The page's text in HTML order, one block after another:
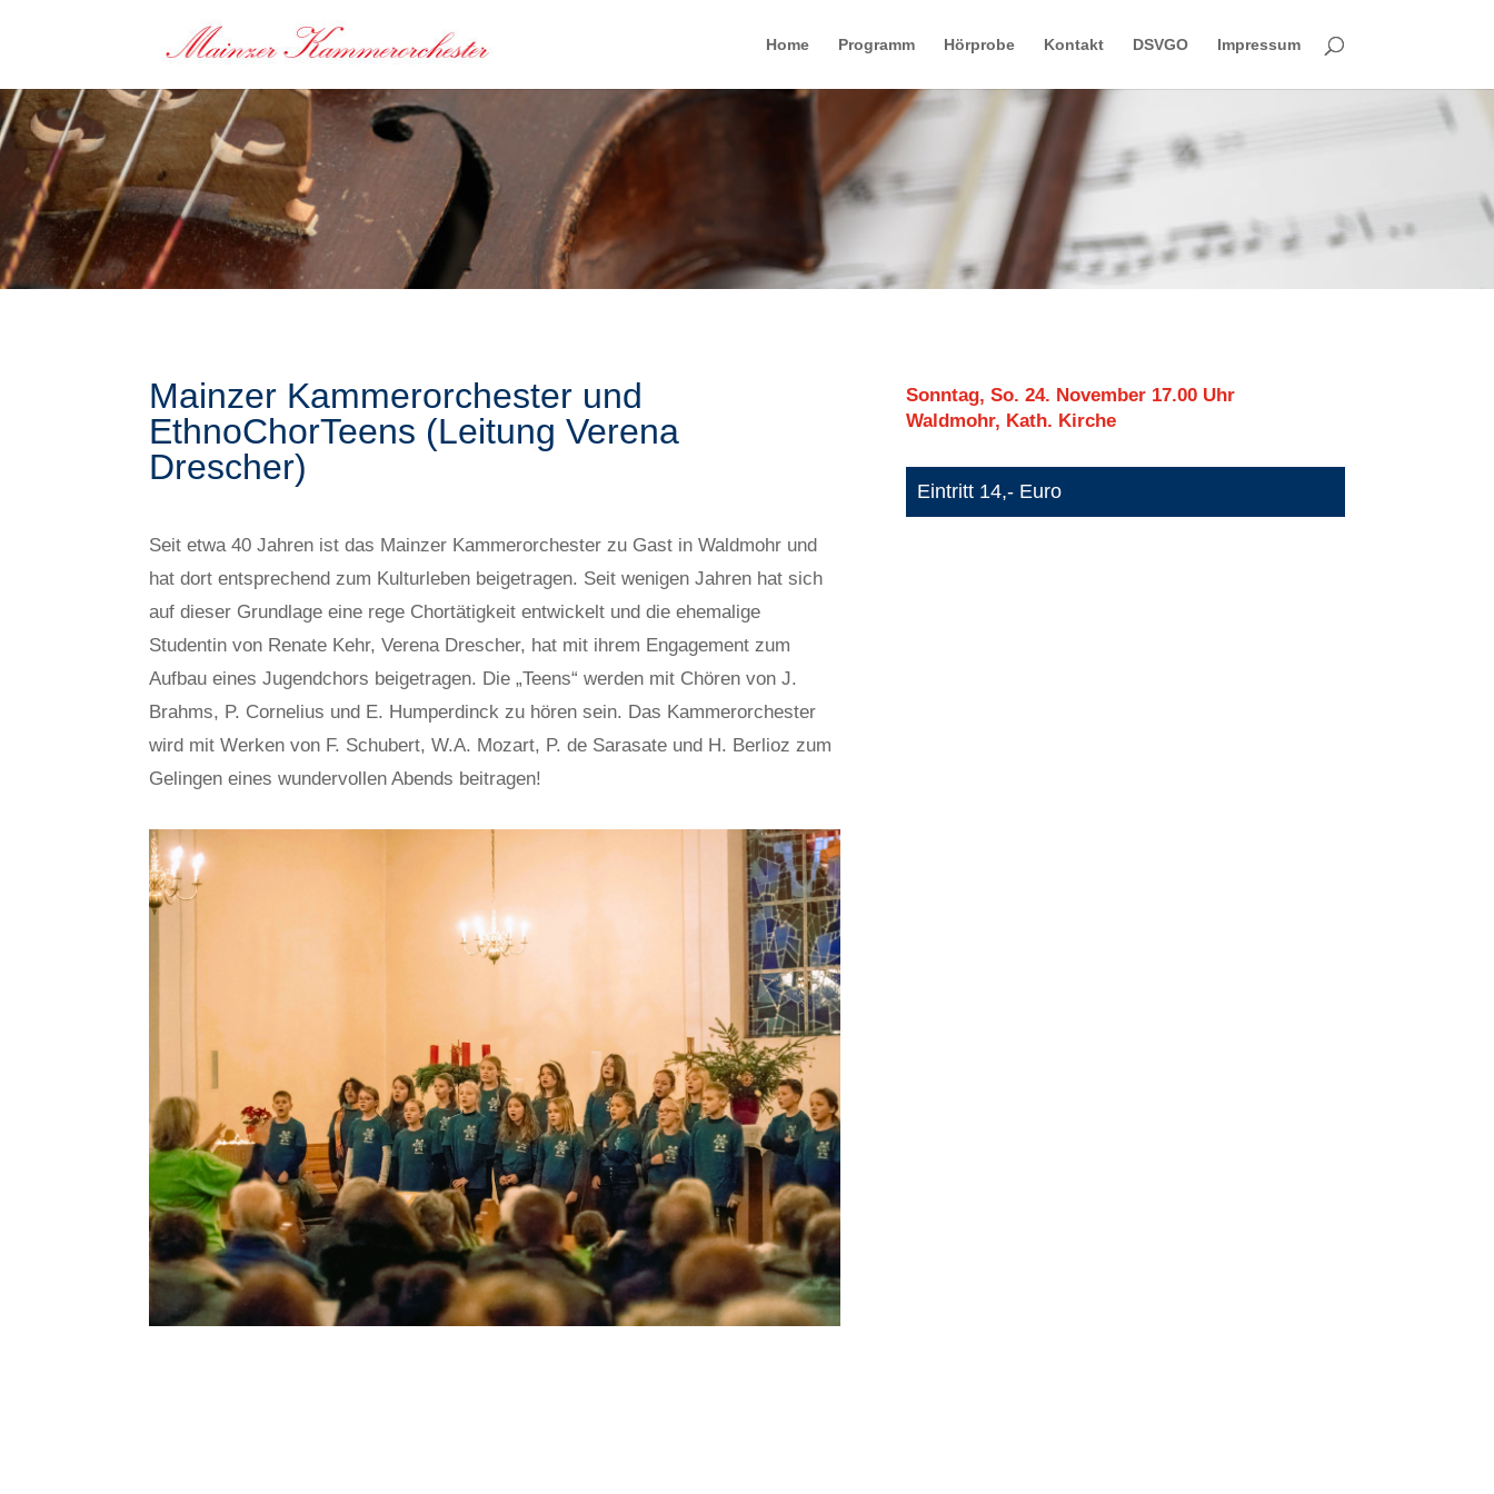
Home Programm Hörprobe Kontakt DSVGO Impressum
Mainzer Kammerorchester und
EthnoChorTeens (Leitung Verena
Drescher)
Seit etwa 40 Jahren ist das Mainzer Kammerorchester zu Gast in Waldmohr und
hat dort entsprechend zum Kulturleben beigetragen. Seit wenigen Jahren hat sich
auf dieser Grundlage eine rege Chortätigkeit entwickelt und die ehemalige
Studentin von Renate Kehr, Verena Drescher, hat mit ihrem Engagement zum
Aufbau eines Jugendchors beigetragen. Die „Teens“ werden mit Chören von J.
Brahms, P. Cornelius und E. Humperdinck zu hören sein. Das Kammerorchester
wird mit Werken von F. Schubert, W.A. Mozart, P. de Sarasate und H. Berlioz zum
Gelingen eines wundervollen Abends beitragen!
Sonntag, So. 24. November 17.00 Uhr
Waldmohr, Kath. Kirche
Eintritt 14,- Euro